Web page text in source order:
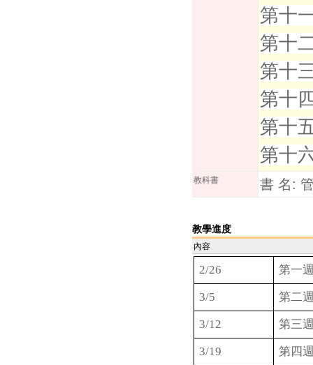
第十
第十
第十
第十
第十
第十
教科書 書 名:
教學進度
內容
2/26 第一
3/5 第二
3/12 第三
3/19 第四